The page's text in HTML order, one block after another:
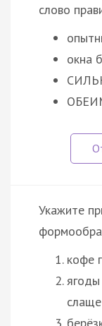
слово
окна
Укажите
кофе
слаще